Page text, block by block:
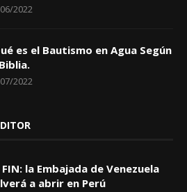
2022
es el Bautismo en Agua Según
2022
FIN: la Embajada de Venezuela
a abrir en Perú